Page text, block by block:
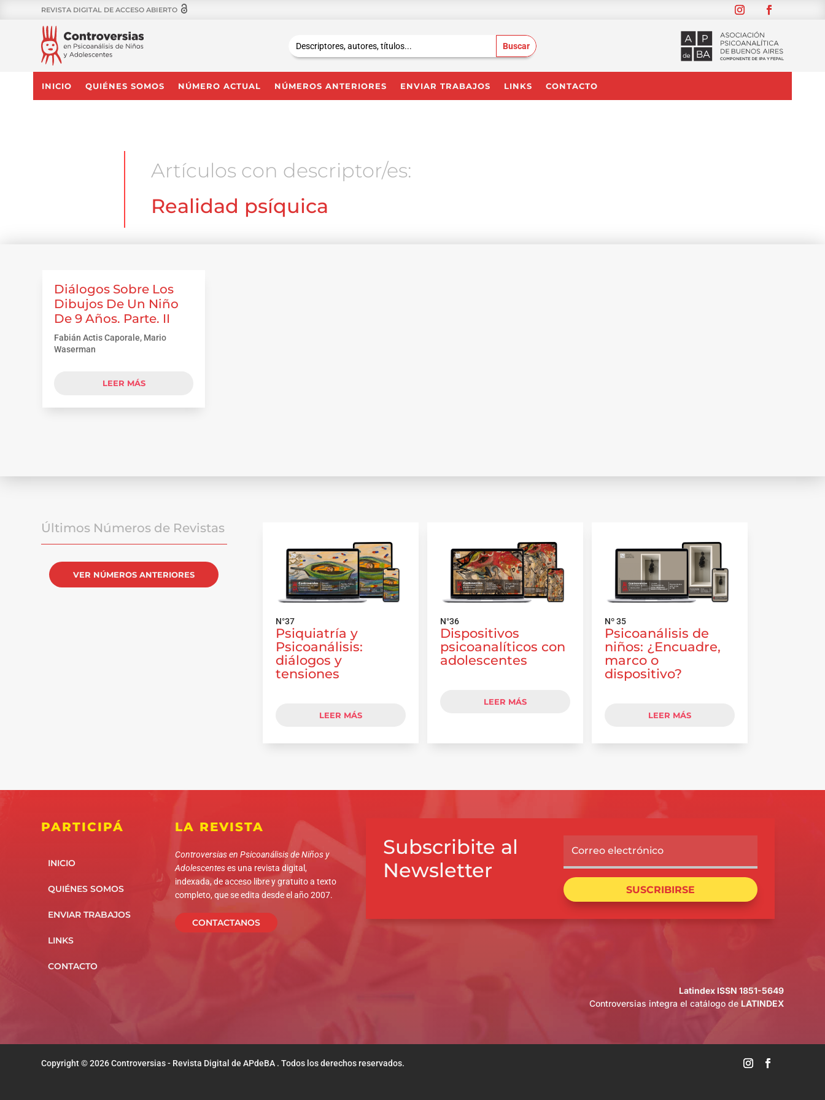
REVISTA DIGITAL DE ACCESO ABIERTO
INICIO QUIÉNES SOMOS NÚMERO ACTUAL NÚMEROS ANTERIORES ENVIAR TRABAJOS LINKS CONTACTO
Artículos con descriptor/es:
Realidad psíquica
Diálogos Sobre Los
Dibujos De Un Niño
De 9 Años. Parte. II
Fabián Actis Caporale, Mario
Waserman
LEER MÁS
Últimos Números de Revistas
VER NÚMEROS ANTERIORES
N°37
Psiquiatría y
Psicoanálisis:
diálogos y
tensiones
LEER MÁS
N°36
Dispositivos
psicoanalíticos con
adolescentes
LEER MÁS
Nº 35
Psicoanálisis de
niños: ¿Encuadre,
marco o
dispositivo?
LEER MÁS
PARTICIPÁ
INICIO
QUIÉNES SOMOS
ENVIAR TRABAJOS
LINKS
CONTACTO
LA REVISTA
Controversias en Psicoanálisis de Niños y
Adolescenteses una revista digital,
indexada, de acceso libre y gratuito a texto
completo, que se edita desde el año 2007.
CONTACTANOS
Subscribite al
Newsletter
SUSCRIBIRSE
Latindex ISSN 1851-5649
Controversias integra el catálogo de LATINDEX
Copyright © 2026 Controversias - Revista Digital de APdeBA . Todos los derechos reservados.